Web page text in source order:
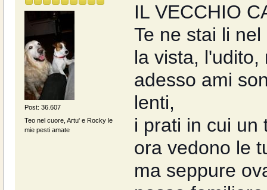
Post: 36.607
Teo nel cuore, Artu' e Rocky le
mie pesti amate
IL VECCHIO
Te ne stai li
la vista,
adesso ami
lenti,
i prati in cui un
ora vedono le
ma seppure